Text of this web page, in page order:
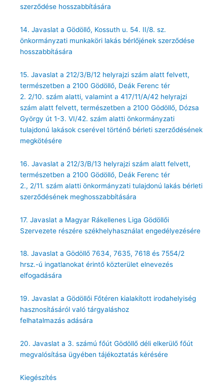
szerződése hosszabbítására
14. Javaslat a Gödöllő, Kossuth u. 54. II/8. sz.
önkormányzati munkaköri lakás bérlőjének szerződése
hosszabbítására
15. Javaslat a 212/3/B/12 helyrajzi szám alatt felvett,
természetben a 2100 Gödöllő, Deák Ferenc tér
2. 2/10. szám alatti, valamint a 417/11/A/42 helyrajzi
szám alatt felvett, természetben a 2100 Gödöllő, Dózsa
György út 1-3. VI/42. szám alatti önkormányzati
tulajdonú lakások cserével történő bérleti szerződésének
megkötésére
16. Javaslat a 212/3/B/13 helyrajzi szám alatt felvett,
természetben a 2100 Gödöllő, Deák Ferenc tér
2., 2/11. szám alatti önkormányzati tulajdonú lakás bérleti
szerződésének meghosszabbítására
17. Javaslat a Magyar Rákellenes Liga Gödöllői
Szervezete részére székhelyhasználat engedélyezésére
18. Javaslat a Gödöllő 7634, 7635, 7618 és 7554/2
hrsz.-ú ingatlanokat érintő közterület elnevezés
elfogadására
19. Javaslat a Gödöllői Főtéren kialakított irodahelyiség
hasznosításáról való tárgyaláshoz
felhatalmazás adására
20. Javaslat a 3. számú főút Gödöllő déli elkerülő főút
megvalósítása ügyében tájékoztatás kérésére
Kiegészítés